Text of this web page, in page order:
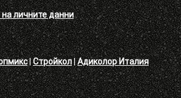
Варна
личните данни
|Стройкол|Адиколор Италия